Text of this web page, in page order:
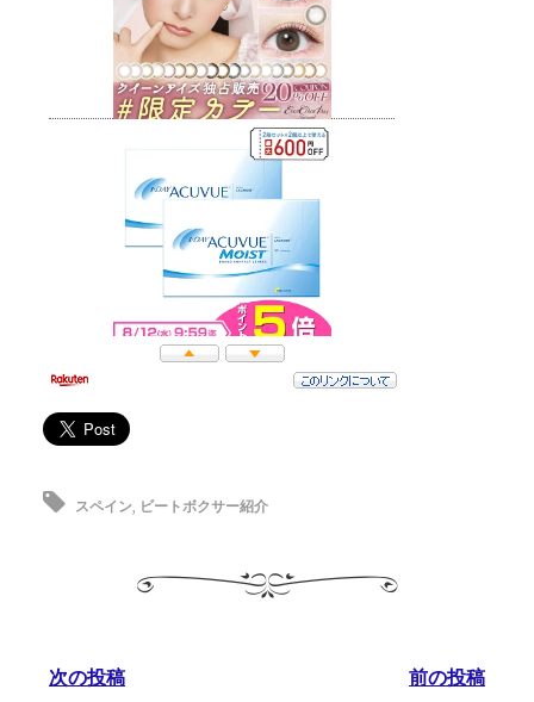
スペイン, ビートボクサー紹介
次の投稿 前の投稿